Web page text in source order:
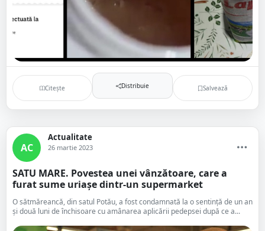
Citește Distribuie Salvează
AC
Actualitate
26 martie 2023
SATU MARE. Povestea unei vânzătoare, care a
furat sume uriașe dintr-un supermarket
O sătmăreancă, din satul Potău, a fost condamnată la o sentință de un an
și două luni de închisoare cu amânarea aplicării pedepsei după ce a...